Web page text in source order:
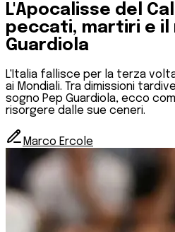
L'Apocalisse del
peccati, martiri e il
Guardiola
L'Italia fallisce per la terza
ai Mondiali. Tra dimissioni
sogno Pep Guardiola, ecco
risorgere dalle sue ceneri.
Marco Ercole